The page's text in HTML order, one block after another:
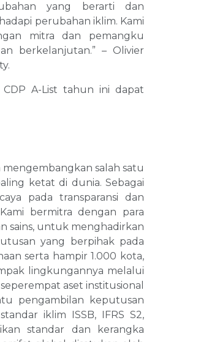
yang berarti dan
perubahan iklim. Kami
mitra dan pemangku
berkelanjutan.” – Olivier
A-List tahun ini dapat
salah satu
ketat di dunia. Sebagai
pada transparansi dan
bermitra dengan para
sains, untuk menghadirkan
yang berpihak pada
serta hampir 1.000 kota,
lingkungannya melalui
aset institusional
pengambilan keputusan
iklim ISSB, IFRS S2,
standar dan kerangka